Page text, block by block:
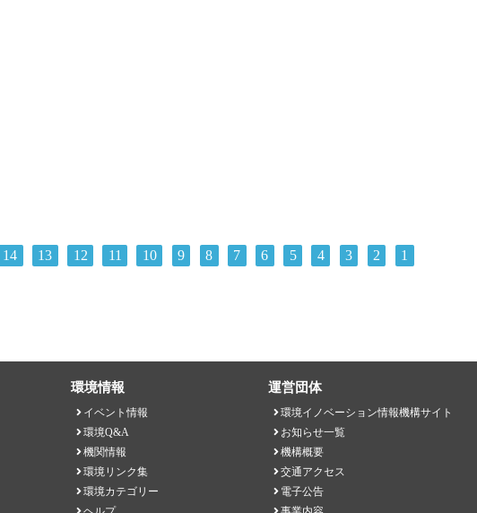
14 13 12 11 10 9 8 7 6 5 4 3 2 1
環境情報
イベント情報
環境Q&A
機関情報
環境リンク集
環境カテゴリー
運営団体
環境イノベーション情報機構サイト
お知らせ一覧
機構概要
交通アクセス
電子公告